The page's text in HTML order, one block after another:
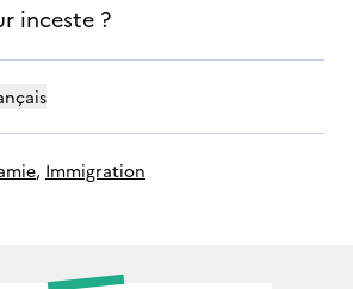
inceste ?
, immigration